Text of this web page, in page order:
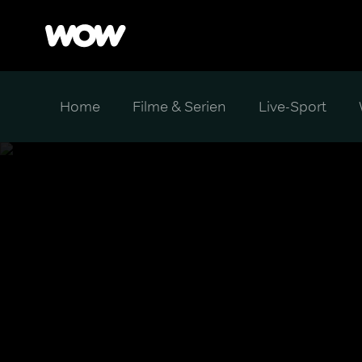
Home Filme & Serien Live-Sport